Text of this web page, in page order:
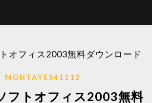
オフィス2003無料ダウンロード
MONTAYES41112
フトオフィス2003無料